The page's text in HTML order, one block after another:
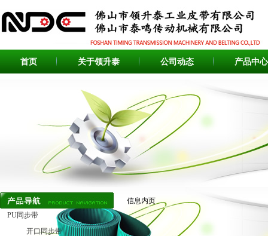
首页 关于领升泰 公司动态 产品中心
PU同步带
开口同步带
信息内页